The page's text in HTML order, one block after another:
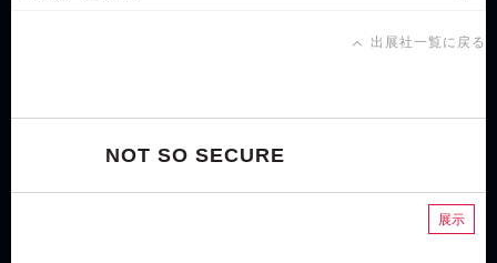
出展社一覧に戻る
NOT SO SECURE
展示